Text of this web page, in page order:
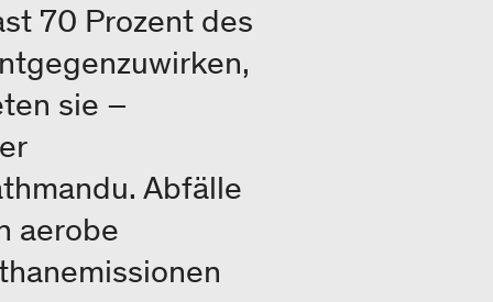
70 Prozent des
sie –
Abfälle
aerobe